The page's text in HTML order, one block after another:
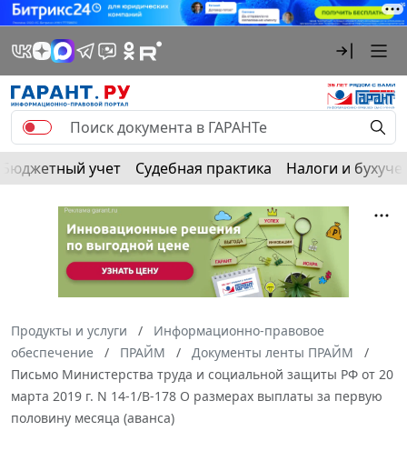
Бюджетный учет Судебная практика Налоги и
Продукты и услуги
Информационно-правовое
обеспечение
ПРАЙМ
Документы ленты ПРАЙМ
Письмо Министерства труда и социальной защиты РФ от 20
марта 2019 г. N 14-1/В-178 О размерах выплаты за первую
половину месяца (аванса)